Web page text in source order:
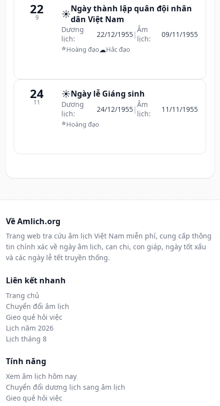
22
9 ☀️Ngày thành lập quân đội nhân
dân Việt Nam
Dương
lịch:
22/12/1955|Âm
lịch:
09/11/1955
⭐Hoàng đạo☁Hắc đạo
24
11
☀️Ngày lễ Giáng sinh
Dương
lịch:
24/12/1955|Âm
lịch:
11/11/1955
⭐Hoàng đạo
Về Amlich.org
Trang web tra cứu âm lịch Việt Nam miễn phí, cung cấp thông
tin chính xác về ngày âm lịch, can chi, con giáp, ngày tốt xấu
và các ngày lễ tết truyền thống.
Liên kết nhanh
Trang chủ
Chuyển đổi âm lịch
Gieo quẻ hỏi việc
Lịch năm 2026
Lịch tháng 8
Tính năng
Xem âm lịch hôm nay
Chuyển đổi dương lịch sang âm lịch
Gieo quẻ hỏi việc